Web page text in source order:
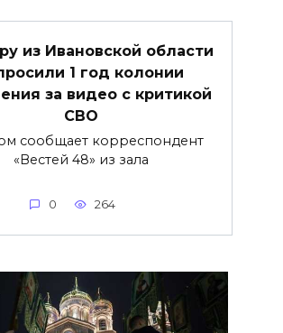
из Ивановской области
1 год колонии
за видео с критикой
СВО
сообщает корреспондент
«Вестей 48» из зала
0 264